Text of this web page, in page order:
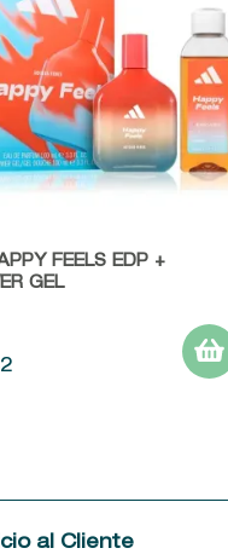
FEELS EDP +
GEL
al Cliente